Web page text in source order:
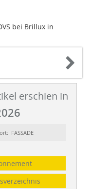
bei Brillux in
erschien in
FASSADE